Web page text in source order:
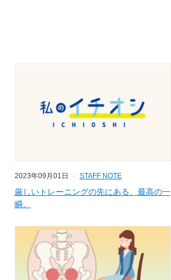
2023年09月01日 STAFF NOTE
厳しいトレーニングの先にある、最高の一
瞬。